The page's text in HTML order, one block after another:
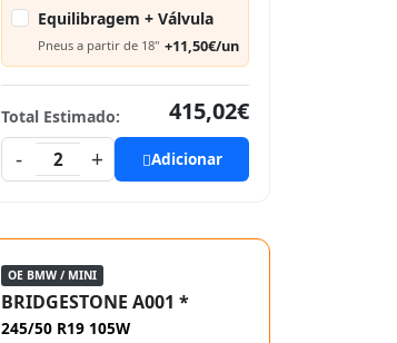
Equilibragem + Válvula
Pneus a partir de 18" +11,50€/un
Total Estimado:
415,02€
-
2 + Adicionar
OE BMW / MINI
BRIDGESTONE A001 *
245/50 R19 105W